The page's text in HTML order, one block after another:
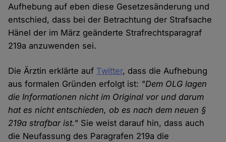
Aufhebung auf eben diese Gesetzesänderung und
entschied, dass bei der Betrachtung der Strafsache
Hänel der im März geänderte Strafrechtsparagraf
219a anzuwenden sei.
Die Ärztin erklärte auf Twitter, dass die Aufhebung
aus formalen Gründen erfolgt ist: "Dem OLG lagen
die Informationen nicht im Original vor und darum
hat es nicht entschieden, ob es nach dem neuen §
219a strafbar ist." Sie weist darauf hin, dass auch
die Neufassung des Paragrafen 219a die